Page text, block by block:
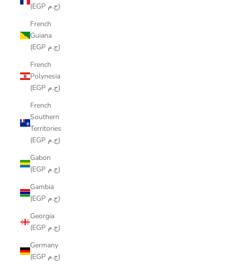
(EGP ج.م)
French
Guiana
(EGP ج.م)
French
Polynesia
(EGP ج.م)
French
Southern
Territories
(EGP ج.م)
Gabon
(EGP ج.م)
Gambia
(EGP ج.م)
Georgia
(EGP ج.م)
Germany
(EGP ج.م)